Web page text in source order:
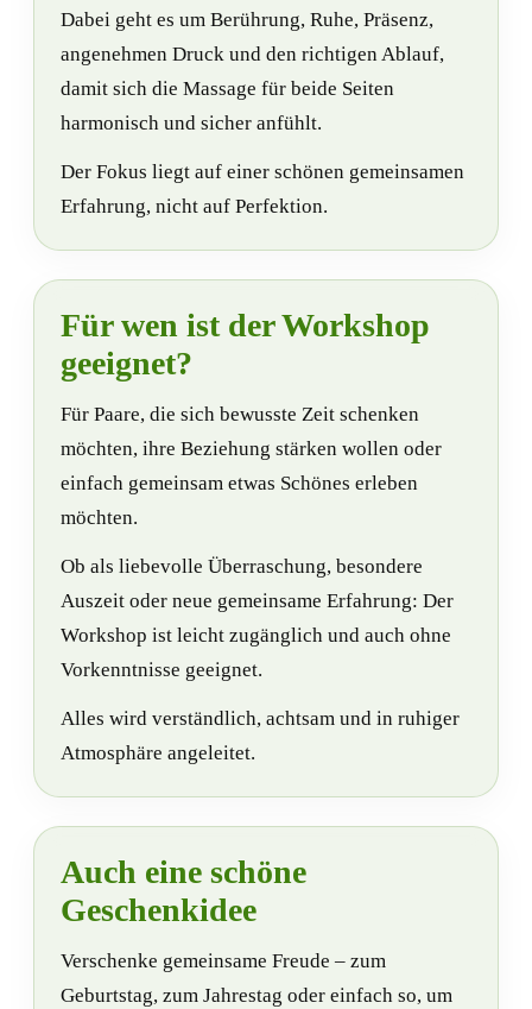
Dabei geht es um Berührung, Ruhe, Präsenz,
angenehmen Druck und den richtigen Ablauf,
damit sich die Massage für beide Seiten
harmonisch und sicher anfühlt.
Der Fokus liegt auf einer schönen gemeinsamen
Erfahrung, nicht auf Perfektion.
Für wen ist der Workshop
geeignet?
Für Paare, die sich bewusste Zeit schenken
möchten, ihre Beziehung stärken wollen oder
einfach gemeinsam etwas Schönes erleben
möchten.
Ob als liebevolle Überraschung, besondere
Auszeit oder neue gemeinsame Erfahrung: Der
Workshop ist leicht zugänglich und auch ohne
Vorkenntnisse geeignet.
Alles wird verständlich, achtsam und in ruhiger
Atmosphäre angeleitet.
Auch eine schöne
Geschenkidee
Verschenke gemeinsame Freude – zum
Geburtstag, zum Jahrestag oder einfach so, um